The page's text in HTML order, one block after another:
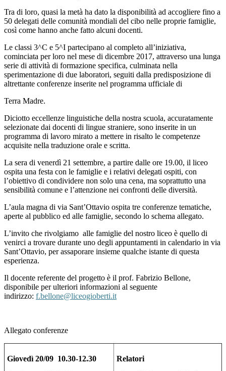
Tra di loro, quasi la metà ha dato la disponibilità ad accogliere fino a
50 delegati delle comunità mondiali del cibo nelle proprie famiglie,
così come hanno anche fatto alcuni docenti.
Le classi 3^C e 5^I partecipano al completo all’iniziativa,
cominciata per loro nel mese di dicembre 2017, attraverso una lunga
serie di attività di formazione specifica, culminata nella
sperimentazione di due laboratori, seguiti dalla predisposizione di
altrettante conferenze inserite nel programma ufficiale di
Terra Madre.
Diciotto eccellenze linguistiche della nostra scuola, accuratamente
selezionate dai docenti di lingue straniere, sono inserite in un
programma di lavoro mirato a mettere in risalto le competenze
acquisite nella traduzione orale e scritta.
La sera di venerdì 21 settembre, a partire dalle ore 19.00, il liceo
ospita una festa con le famiglie e i relativi delegati ospiti, con
l’obiettivo di condividere non solo una cena, ma soprattutto una
sensibilità comune e l’attenzione nei confronti delle diversità.
L’aula magna di via Sant’Ottavio ospita tre conferenze tematiche,
aperte al pubblico ed alle famiglie, secondo lo schema allegato.
L’invito che rivolgiamo alle famiglie del nostro liceo è quello di
venirci a trovare durante uno degli appuntamenti in calendario in via
Sant’Ottavio, per assaporare insieme qualche istante di questa
esperienza.
Il docente referente del progetto è il prof. Fabrizio Bellone,
disponibile per ulteriori informazioni al seguente
indirizzo: f.bellone@liceogioberti.it
Allegato conferenze
Giovedì 20/09 10.30-12.30
Relatori